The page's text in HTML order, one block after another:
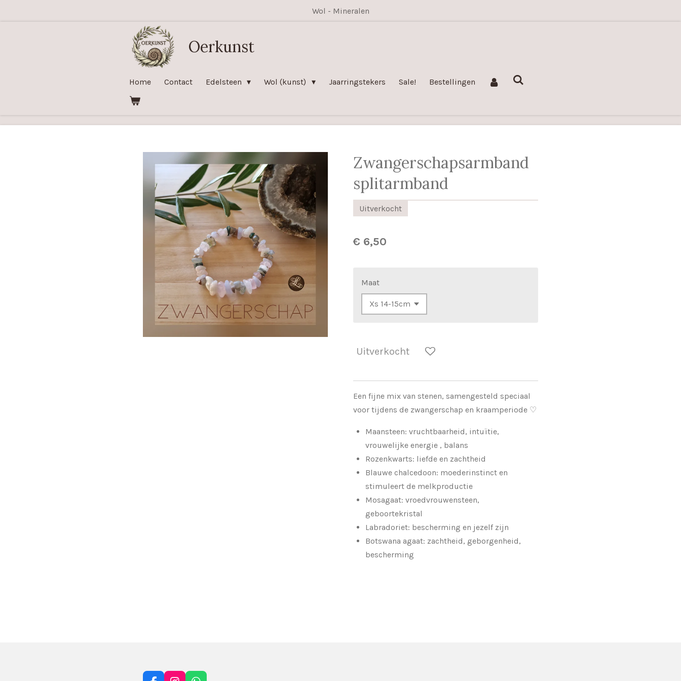
Wol - Mineralen
Oerkunst
Home Contact Edelsteen Wol (kunst) Jaarringstekers Sale! Bestellingen
Zwangerschapsarmband
splitarmband
Uitverkocht
€ 6,50
Maat
Uitverkocht
Een fijne mix van stenen, samengesteld speciaal
voor tijdens de zwangerschap en kraamperiode ♡
Maansteen: vruchtbaarheid, intuïtie,
vrouwelijke energie , balans
Rozenkwarts: liefde en zachtheid
Blauwe chalcedoon: moederinstinct en
stimuleert de melkproductie
Mosagaat: vroedvrouwensteen,
geboortekristal
Labradoriet: bescherming en jezelf zijn
Botswana agaat: zachtheid, geborgenheid,
bescherming